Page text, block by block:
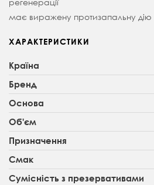
має виражену протизапальну дію
ХАРАКТЕРИСТИКИ
Країна
Бренд
Основа
Об'єм
Призначення
Смак
Сумісність з презервативами